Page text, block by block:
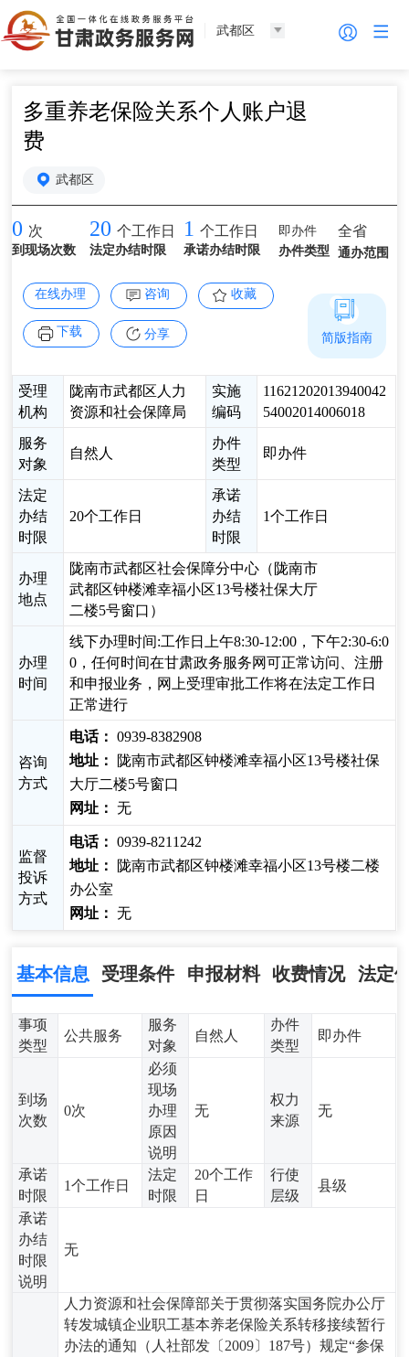
武都区
多重养老保险关系个人账户退
费
武都区
0 次
到现场次数
20 个工作日
法定办结时限
1 个工作日
承诺办结时限
即办件
办件类型
全省
通办范围
在线办理 咨询 收藏
下载 分享
受理
机构
陇南市武都区人力
资源和社会保障局
实施
编码
11621202013940042
54002014006018
服务
对象
自然人
办件
类型
即办件
法定
办结
时限
20个工作日
承诺
办结
时限
1个工作日
办理
地点
陇南市武都区社会保障分中心（陇南市
武都区钟楼滩幸福小区13号楼社保大厅
二楼5号窗口）
办理
时间
线下办理时间:工作日上午8:30-12:00，下午2:30-6:0
0，任何时间在甘肃政务服务网可正常访问、注册
和申报业务，网上受理审批工作将在法定工作日
正常进行
咨询
方式
电话： 0939-8382908
地址：
陇南市武都区钟楼滩幸福小区13号楼社保
大厅二楼5号窗口
网址： 无
监督
投诉
方式
电话： 0939-8211242
地址：
陇南市武都区钟楼滩幸福小区13号楼二楼
办公室
网址： 无
简版指南
基本信息 受理条件 申报材料 收费情况 法定
事项
类型
公共服务
服务
对象
自然人
办件
类型
即办件
到场
次数
0次
必须
现场
办理
原因
说明
无
权力
来源
无
承诺
时限
1个工作日
法定
时限
20个工作
日
行使
层级
县级
承诺
办结
时限
说明
无
人力资源和社会保障部关于贯彻落实国务院办公厅
转发城镇企业职工基本养老保险关系转移接续暂行
办法的通知（人社部发〔2009〕187号）规定“参保